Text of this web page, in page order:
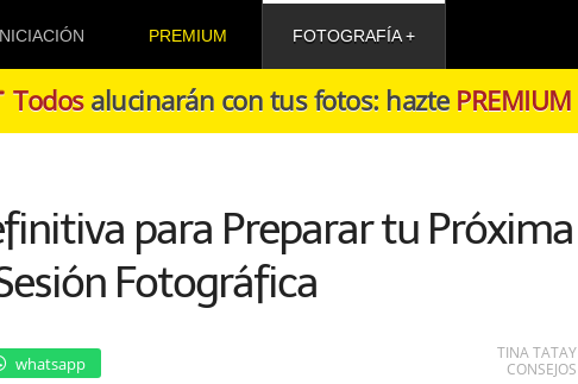
PREMIUM FOTOGRAFÍA
Todosalucinarán con tus fotos: hazte PREMIUM
para Preparar tu Próxima
Fotográfica
whatsapp
TINA TATAY
CONSEJOS